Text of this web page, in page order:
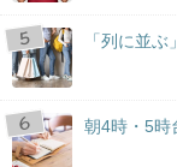
「列に並
朝4時・5時